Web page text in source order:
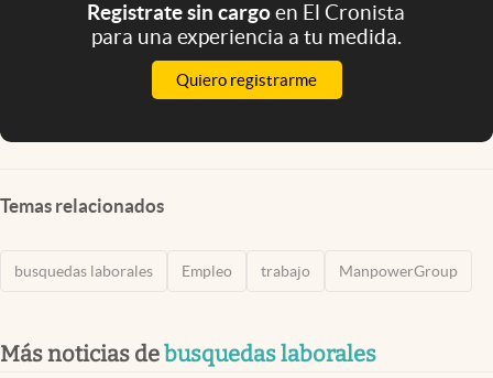
Registrate sin cargoen El Cronista
para una experiencia a tu medida.
Quiero registrarme
Temas relacionados
busquedas laborales Empleo trabajo ManpowerGroup
Más noticias debusquedas laborales